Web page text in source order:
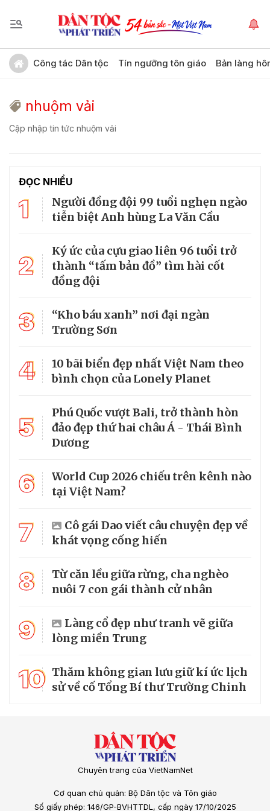
Công tác Dân tộc Tín ngưỡng tôn giáo Bản làng
nhuộm vải
Cập nhập tin tức nhuộm vải
ĐỌC NHIỀU
1
Người đồng đội 99 tuổi nghẹn ngào
tiễn biệt Anh hùng La Văn Cầu
2
Ký ức của cựu giao liên 96 tuổi trở
thành “tấm bản đồ” tìm hài cốt
đồng đội
3
“Kho báu xanh” nơi đại ngàn
Trường Sơn
4
10 bãi biển đẹp nhất Việt Nam theo
bình chọn của Lonely Planet
5
Phú Quốc vượt Bali, trở thành hòn
đảo đẹp thứ hai châu Á - Thái Bình
Dương
6
World Cup 2026 chiếu trên kênh nào
tại Việt Nam?
7
Cô gái Dao viết câu chuyện đẹp về
khát vọng cống hiến
8
Từ căn lều giữa rừng, cha nghèo
nuôi 7 con gái thành cử nhân
9
Làng cổ đẹp như tranh vẽ giữa
lòng miền Trung
10 Thăm không gian lưu giữ kí ức lịch
sử về cố Tổng Bí thư Trường Chinh
Chuyên trang của VietNamNet
Cơ quan chủ quản: Bộ Dân tộc và Tôn giáo
Số giấy phép: 146/GP-BVHTTDL, cấp ngày 17/10/2025